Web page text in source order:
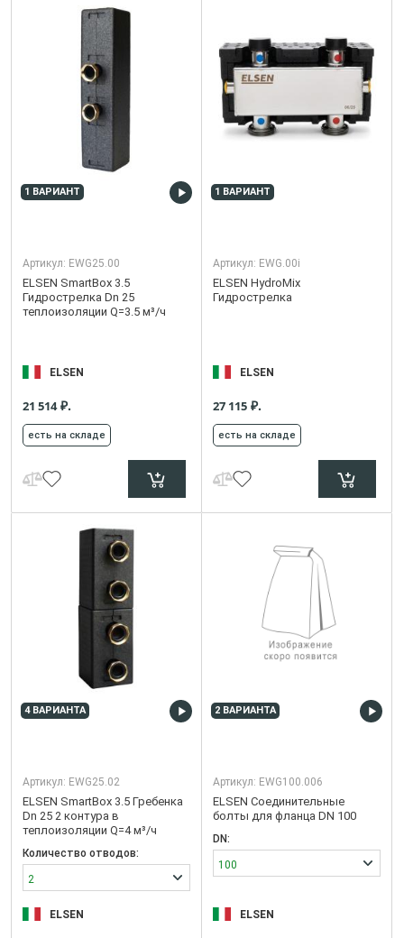
1 ВАРИАНТ
Артикул: EWG25.00
ELSEN SmartBox 3.5
Гидрострелка Dn 25
теплоизоляции Q=3.5 м³/ч
ELSEN
21 514₽.
есть на складе
1 ВАРИАНТ
Артикул: EWG.00i
ELSEN HydroMix
Гидрострелка
ELSEN
27 115 ₽.
есть на складе
4 ВАРИАНТА
Артикул: EWG25.02
ELSEN SmartBox 3.5 Гребенка
Dn 25 2 контура в
теплоизоляции Q=4 м³/ч
Количество отводов:
2
ELSEN
2 ВАРИАНТА
Артикул: EWG100.006
ELSEN Соединительные
болты для фланца DN 100
DN:
100
ELSEN